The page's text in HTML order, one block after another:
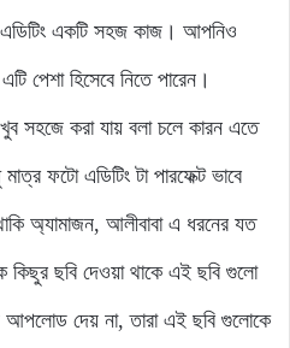
এডিটিং একটি সহজ কাজ। আপনিও
পেশা হিসেবে নিতে পারেন।
খুব সহজে করা যায় বলা চলে কারন এতে
ফটো এডিটিং টা পারফেক্ট ভাবে
অ্যামাজন, আলীবাবা এ ধরনের যত
ছবি দেওয়া থাকে এই ছবি গুলো
আপলোড দেয় না, তারা এই ছবি গুলোকে